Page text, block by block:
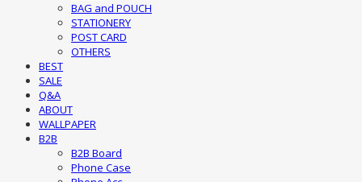
BAG and POUCH
STATIONERY
POST CARD
OTHERS
BEST
SALE
Q&A
ABOUT
WALLPAPER
B2B
B2B Board
Phone Case